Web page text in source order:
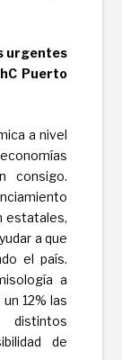
urgentes
Puerto
a nivel
consigo.
estatales,
a que
el país.
a
12% las
distintos
de